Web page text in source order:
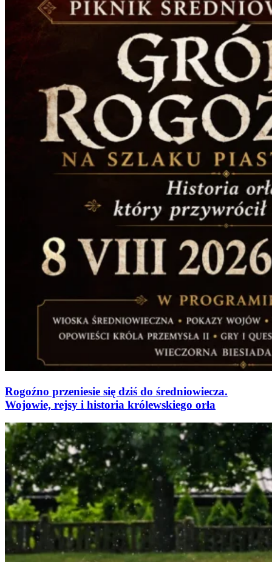
Rogoźno przeniesie się dziś do średniowiecza.
Wojowie, rejsy i historia królewskiego orła